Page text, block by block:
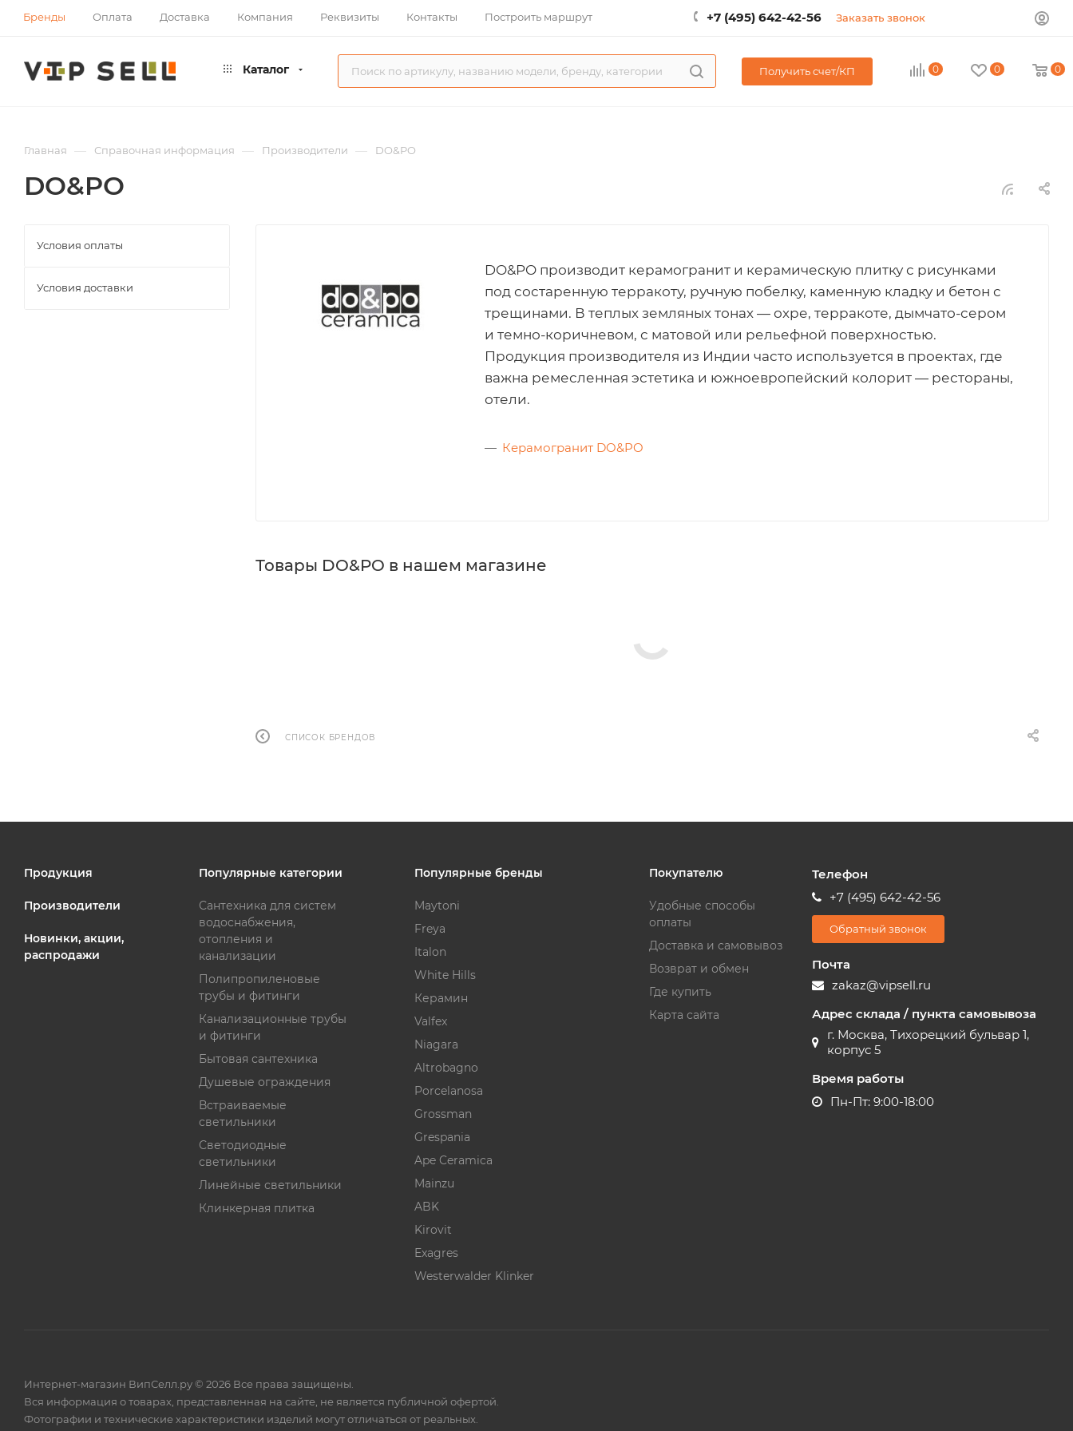
Бренды Оплата Доставка Компания Реквизиты Контакты Построить маршрут +7 (495) 642-42-56 Заказать звонок
Каталог Получить счет/КП 0 0 0
Главная — Справочная информация — Производители — DO&PO
DO&PO
DO&PO производит керамогранит и керамическую плитку с рисунками
под состаренную терракоту, ручную побелку, каменную кладку и бетон с
трещинами. В теплых земляных тонах — охре, терракоте, дымчато-сером
и темно-коричневом, с матовой или рельефной поверхностью.
Продукция производителя из Индии часто используется в проектах, где
важна ремесленная эстетика и южноевропейский колорит — рестораны,
отели.
Керамогранит DO&PO
Товары DO&PO в нашем магазине
СПИСОК БРЕНДОВ
Условия оплаты
Условия доставки
Продукция
Производители
Новинки, акции,
распродажи
Популярные категории
Сантехника для систем
водоснабжения,
отопления и
канализации
Полипропиленовые
трубы и фитинги
Канализационные трубы
и фитинги
Бытовая сантехника
Душевые ограждения
Встраиваемые
светильники
Светодиодные
светильники
Линейные светильники
Клинкерная плитка
Популярные бренды
Maytoni
Freya
Italon
White Hills
Керамин
Valfex
Niagara
Altrobagno
Porcelanosa
Grossman
Grespania
Ape Ceramica
Mainzu
ABK
Kirovit
Exagres
Westerwalder Klinker
Покупателю
Удобные способы
оплаты
Доставка и самовывоз
Возврат и обмен
Где купить
Карта сайта
Телефон
+7 (495) 642-42-56
Обратный звонок
Почта
zakaz@vipsell.ru
Адрес склада / пункта самовывоза
г. Москва, Тихорецкий бульвар 1,
корпус 5
Время работы
Пн-Пт: 9:00-18:00
Интернет-магазин ВипСелл.ру © 2026 Все права защищены.
Вся информация о товарах, представленная на сайте, не является публичной офертой.
Фотографии и технические характеристики изделий могут отличаться от реальных.